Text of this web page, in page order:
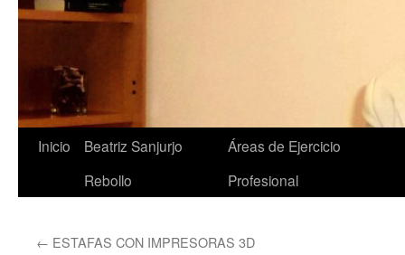
Saltar
Inicio
Beatriz Sanjurjo
Rebollo
Áreas de Ejercicio
Profesional
← ESTAFAS CON IMPRESORAS 3D